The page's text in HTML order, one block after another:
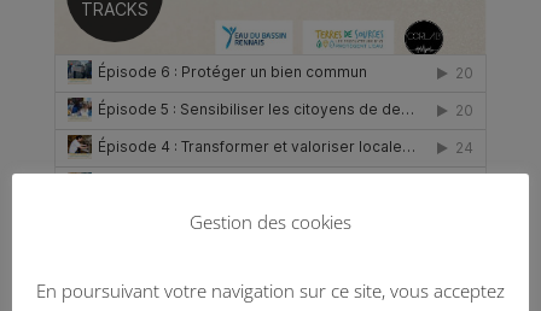
Gestion des cookies
En poursuivant votre navigation sur ce site, vous acceptez